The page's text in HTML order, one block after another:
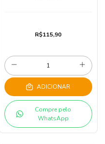
R$115,90
ADICIONAR
Compre pelo
WhatsApp